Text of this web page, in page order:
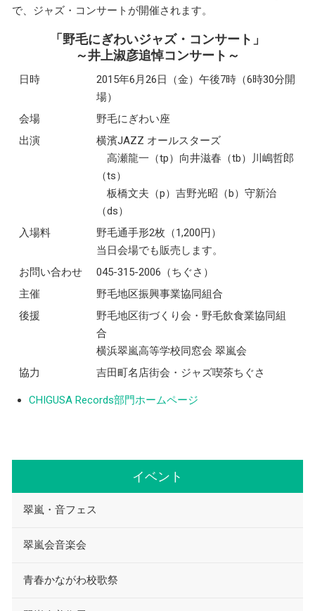
で、ジャズ・コンサートが開催されます。
「野毛にぎわいジャズ・コンサート」
～井上淑彦追悼コンサート～
日時
2015年6月26日（金）午後7時（6時30分開
場）
会場
野毛にぎわい座
出演
横濱JAZZ オールスターズ
高瀬龍一（tp）向井滋春（tb）川嶋哲郎
（ts）
板橋文夫（p）吉野光昭（b）守新治
（ds）
入場料
野毛通手形2枚（1,200円）
当日会場でも販売します。
お問い合わせ
045-315-2006（ちぐさ）
主催
野毛地区振興事業協同組合
後援
野毛地区街づくり会・野毛飲食業協同組
合
横浜翠嵐高等学校同窓会 翠嵐会
協力
吉田町名店街会・ジャズ喫茶ちぐさ
CHIGUSA Records部門ホームページ
イベント
翠嵐・音フェス
翠嵐会音楽会
青春かながわ校歌祭